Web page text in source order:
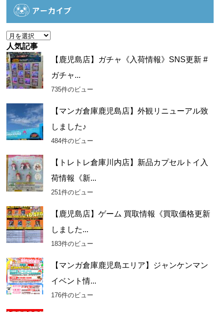
アーカイブ
ア
ー
カ
イ
ブ
人気記事
【鹿児島店】ガチャ《入荷情報》SNS更新 #
ガチャ...
735件のビュー
【マンガ倉庫鹿児島店】外観リニューアル致
しました♪
484件のビュー
【トレトレ倉庫川内店】新品カプセルトイ入
荷情報《新...
251件のビュー
【鹿児島店】ゲーム 買取情報《買取価格更新
しました...
183件のビュー
【マンガ倉庫鹿児島エリア】ジャンケンマン
イベント情...
176件のビュー